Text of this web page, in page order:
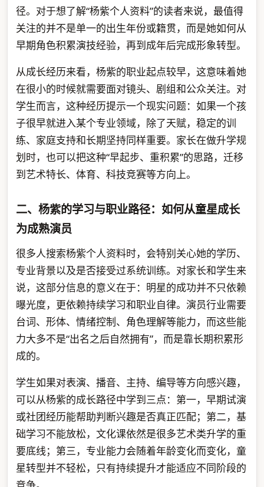
径。对于想了解“杨紫个人资料”的读者来说，最值得
关注的并不是单一的出生年份或籍贯，而是她如何从
早期角色积累演技经验，再到成年后完成形象转型。
从成长经历来看，杨紫的职业起点较早，这意味着她
在很小的时候就需要面对镜头、剧组和公众关注。对
学生而言，这种经历提示一个现实问题：如果一个孩
子很早就进入某个专业领域，除了天赋，稳定的训
练、家庭支持和长期坚持同样重要。家长在做升学规
划时，也可以把这种“早起步、重积累”的思路，迁移
到艺术特长、体育、科技竞赛等方向上。
二、杨紫的学习与职业路径：如何从童星成长
为成熟演员
很多人搜索杨紫个人资料时，会特别关心她的学历、
专业背景以及是否接受过系统训练。对家长和学生来
说，这部分信息的意义在于：明星的成功并不只依赖
曝光度，更依赖持续学习和职业自律。演员行业需要
台词、形体、情绪控制、角色理解等能力，而这些能
力大多不是“出名之后自然拥有”，而是靠长期积累形
成的。
学生如果对表演、播音、主持、编导等方向感兴趣，
可以从杨紫的成长路径中学到三点：第一，早期试演
或社团经历能帮助判断兴趣是否真正匹配；第二，基
础学习不能放松，文化课依然是很多艺术类升学的重
要底线；第三，专业能力会随着年龄变化而变化，童
星转型并不轻松，只有持续提升才能适应不同阶段的